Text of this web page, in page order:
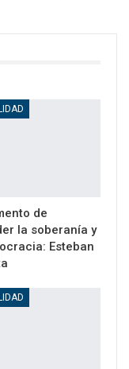
de
la soberanía y
Esteban